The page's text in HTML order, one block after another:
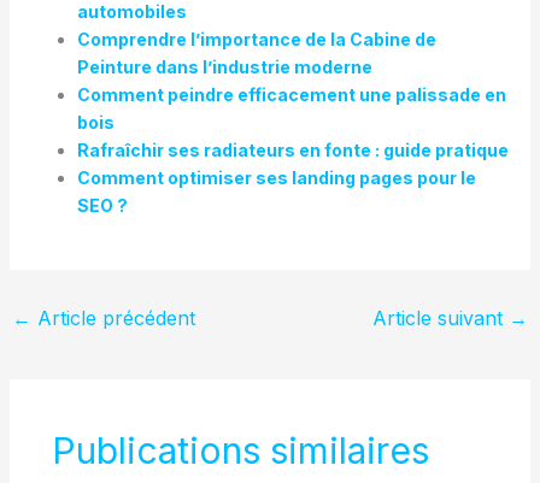
automobiles
Comprendre l’importance de la Cabine de
Peinture dans l’industrie moderne
Comment peindre efficacement une palissade en
bois
Rafraîchir ses radiateurs en fonte : guide pratique
Comment optimiser ses landing pages pour le
SEO ?
← Article précédent Article suivant →
Publications similaires